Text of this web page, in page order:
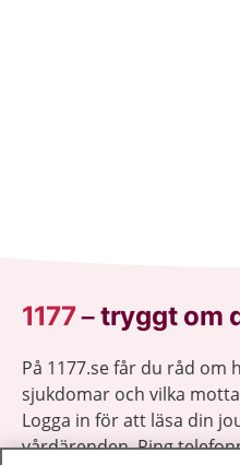
1177–tryggt om
På 1177.se får du råd
sjukdomar och vilka
Logga in för att läsa din
vårdärenden. Ring